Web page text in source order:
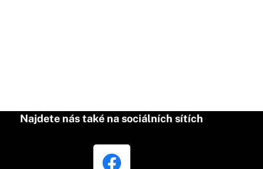
Najdete nás také na sociálních sítích